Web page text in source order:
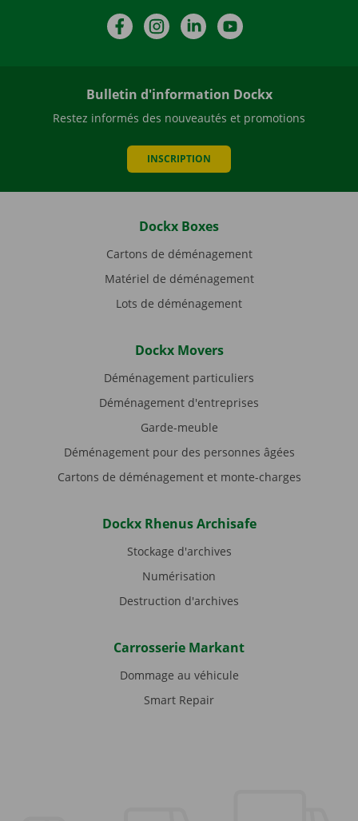
FacebookInstagramLinkedIn
Bulletin d'information Dockx
Restez informés des nouveautés et promotions
INSCRIPTION
Dockx Boxes
Cartons de déménagement
Matériel de déménagement
Lots de déménagement
Dockx Movers
Déménagement particuliers
Déménagement d'entreprises
Garde-meuble
Déménagement pour des personnes âgées
Cartons de déménagement et monte-charges
Dockx Rhenus Archisafe
Stockage d'archives
Numérisation
Destruction d'archives
Carrosserie Markant
Dommage au véhicule
Smart Repair